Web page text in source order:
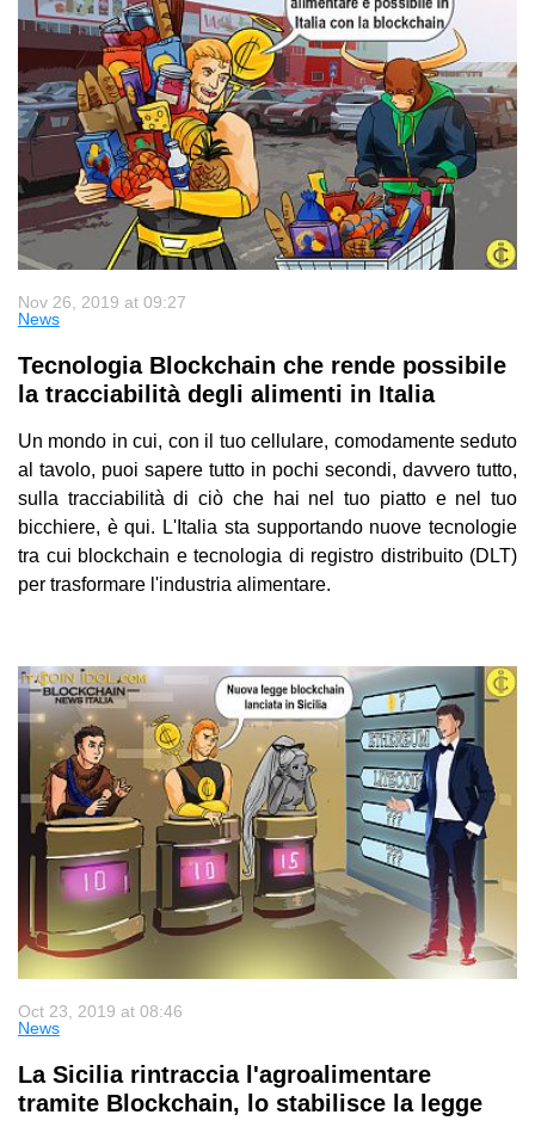
Nov 26, 2019 at 09:27
News
Tecnologia Blockchain che rende possibile
la tracciabilità degli alimenti in Italia
Un mondo in cui, con il tuo cellulare, comodamente seduto
al tavolo, puoi sapere tutto in pochi secondi, davvero tutto,
sulla tracciabilità di ciò che hai nel tuo piatto e nel tuo
bicchiere, è qui. L'Italia sta supportando nuove tecnologie
tra cui blockchain e tecnologia di registro distribuito (DLT)
per trasformare l'industria alimentare.
Oct 23, 2019 at 08:46
News
La Sicilia rintraccia l'agroalimentare
tramite Blockchain, lo stabilisce la legge